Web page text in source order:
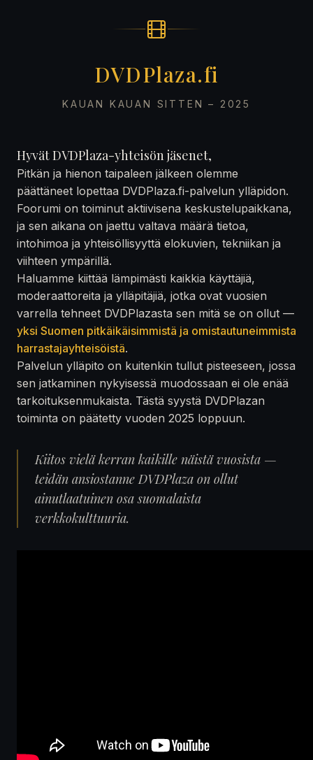
DVDPlaza.fi
KAUAN KAUAN SITTEN – 2025
Hyvät DVDPlaza-yhteisön jäsenet,
Pitkän ja hienon taipaleen jälkeen olemme
päättäneet lopettaa DVDPlaza.fi-palvelun ylläpidon.
Foorumi on toiminut aktiivisena keskustelupaikkana,
ja sen aikana on jaettu valtava määrä tietoa,
intohimoa ja yhteisöllisyyttä elokuvien, tekniikan ja
viihteen ympärillä.
Haluamme kiittää lämpimästi kaikkia käyttäjiä,
moderaattoreita ja ylläpitäjiä, jotka ovat vuosien
varrella tehneet DVDPlazasta sen mitä se on ollut —
yksi Suomen pitkäikäisimmistä ja omistautuneimmista
harrastajayhteisöistä.
Palvelun ylläpito on kuitenkin tullut pisteeseen, jossa
sen jatkaminen nykyisessä muodossaan ei ole enää
tarkoituksenmukaista. Tästä syystä DVDPlazan
toiminta on päätetty vuoden 2025 loppuun.
Kiitos vielä kerran kaikille näistä vuosista —
teidän ansiostanne DVDPlaza on ollut
ainutlaatuinen osa suomalaista
verkkokulttuuria.